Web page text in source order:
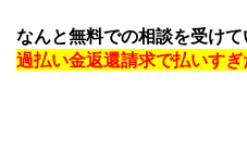
なんと無料での相談を受けて
過払い金返還請求で払いす